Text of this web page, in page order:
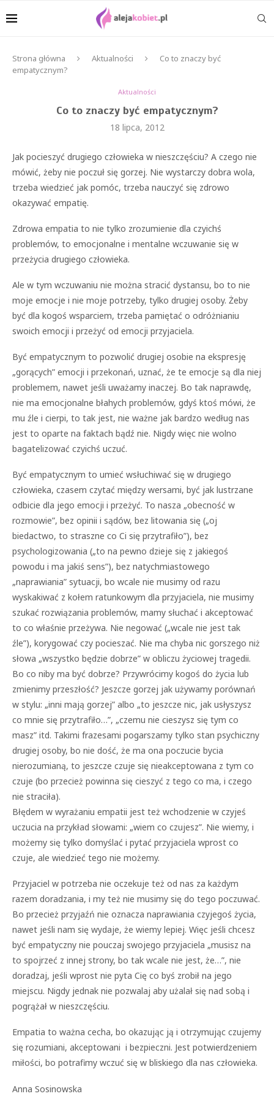
Strona główna Aktualności
Co to znaczy być
empatycznym?
Aktualności
Co to znaczy być empatycznym?
18 lipca, 2012
Jak pocieszyć drugiego człowieka w nieszczęściu? A czego nie
mówić, żeby nie poczuł się gorzej. Nie wystarczy dobra wola,
trzeba wiedzieć jak pomóc, trzeba nauczyć się zdrowo
okazywać empatię.
Zdrowa empatia to nie tylko zrozumienie dla czyichś
problemów, to emocjonalne i mentalne wczuwanie się w
przeżycia drugiego człowieka.
Ale w tym wczuwaniu nie można stracić dystansu, bo to nie
moje emocje i nie moje potrzeby, tylko drugiej osoby. Żeby
być dla kogoś wsparciem, trzeba pamiętać o odróżnianiu
swoich emocji i przeżyć od emocji przyjaciela.
Być empatycznym to pozwolić drugiej osobie na ekspresję
„gorących” emocji i przekonań, uznać, że te emocje są dla niej
problemem, nawet jeśli uważamy inaczej. Bo tak naprawdę,
nie ma emocjonalne błahych problemów, gdyś ktoś mówi, że
mu źle i cierpi, to tak jest, nie ważne jak bardzo według nas
jest to oparte na faktach bądź nie. Nigdy więc nie wolno
bagatelizować czyichś uczuć.
Być empatycznym to umieć wsłuchiwać się w drugiego
człowieka, czasem czytać między wersami, być jak lustrzane
odbicie dla jego emocji i przeżyć. To nasza „obecność w
rozmowie”, bez opinii i sądów, bez litowania się („oj
biedactwo, to straszne co Ci się przytrafiło”), bez
psychologizowania („to na pewno dzieje się z jakiegoś
powodu i ma jakiś sens”), bez natychmiastowego
„naprawiania” sytuacji, bo wcale nie musimy od razu
wyskakiwać z kołem ratunkowym dla przyjaciela, nie musimy
szukać rozwiązania problemów, mamy słuchać i akceptować
to co właśnie przeżywa. Nie negować („wcale nie jest tak
źle”), korygować czy pocieszać. Nie ma chyba nic gorszego niż
słowa „wszystko będzie dobrze” w obliczu życiowej tragedii.
Bo co niby ma być dobrze? Przywrócimy kogoś do życia lub
zmienimy przeszłość? Jeszcze gorzej jak używamy porównań
w stylu: „inni mają gorzej” albo „to jeszcze nic, jak usłyszysz
co mnie się przytrafiło…”, „czemu nie cieszysz się tym co
masz” itd. Takimi frazesami pogarszamy tylko stan psychiczny
drugiej osoby, bo nie dość, że ma ona poczucie bycia
nierozumianą, to jeszcze czuje się nieakceptowana z tym co
czuje (bo przecież powinna się cieszyć z tego co ma, i czego
nie straciła).
Błędem w wyrażaniu empatii jest też wchodzenie w czyjeś
uczucia na przykład słowami: „wiem co czujesz”. Nie wiemy, i
możemy się tylko domyślać i pytać przyjaciela wprost co
czuje, ale wiedzieć tego nie możemy.
Przyjaciel w potrzeba nie oczekuje też od nas za każdym
razem doradzania, i my też nie musimy się do tego poczuwać.
Bo przecież przyjaźń nie oznacza naprawiania czyjegoś życia,
nawet jeśli nam się wydaje, że wiemy lepiej. Więc jeśli chcesz
być empatyczny nie pouczaj swojego przyjaciela „musisz na
to spojrzeć z innej strony, bo tak wcale nie jest, że…”, nie
doradzaj, jeśli wprost nie pyta Cię co byś zrobił na jego
miejscu. Nigdy jednak nie pozwalaj aby użalał się nad sobą i
pogrążał w nieszczęściu.
Empatia to ważna cecha, bo okazując ją i otrzymując czujemy
się rozumiani, akceptowani i bezpieczni. Jest potwierdzeniem
miłości, bo potrafimy wczuć się w bliskiego dla nas człowieka.
Anna Sosinowska